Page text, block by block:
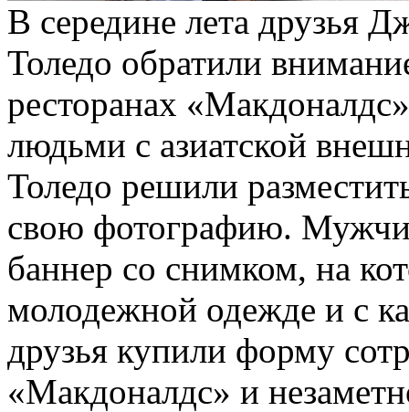
В середине лета друзья
Толедо обратили
ресторанах
людьми с азиатской
Толедо решили
свою фотографию.
баннер со снимком, на
молодежной одежде и с
друзья купили форму
«Макдоналдс» и